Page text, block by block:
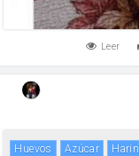
Leer
huevos Azúcar